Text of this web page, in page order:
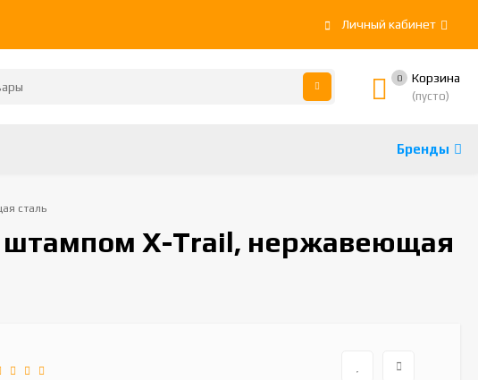
Личный кабинет
0 Корзина
(пусто)
Бренды
сталь
штампом X-Trail, нержавеющая